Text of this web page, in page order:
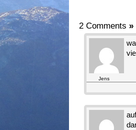
2 Comments »
Jens